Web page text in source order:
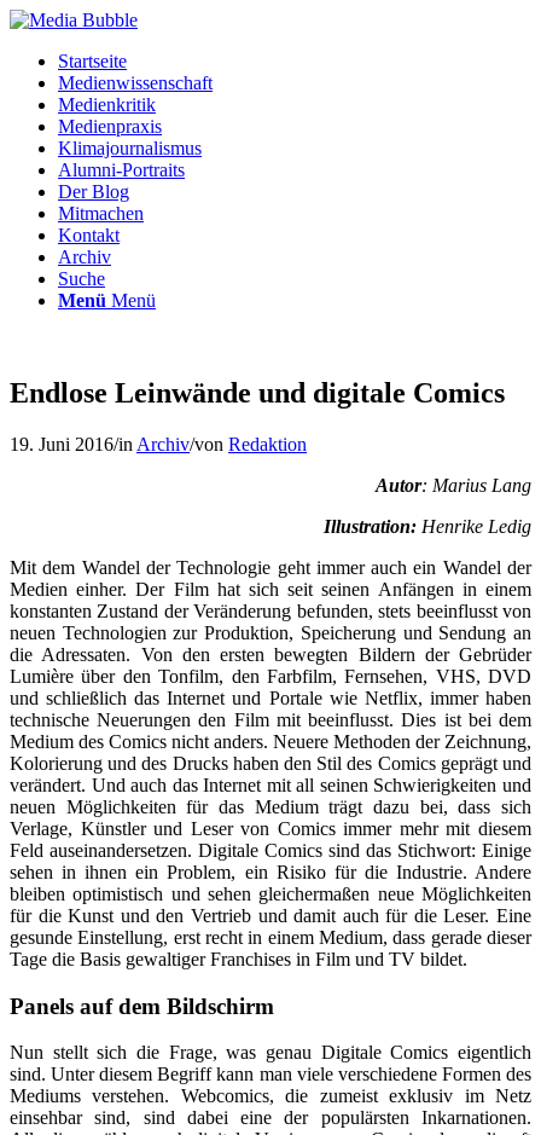
Startseite
Medienwissenschaft
Medienkritik
Medienpraxis
Klimajournalismus
Alumni-Portraits
Der Blog
Mitmachen
Kontakt
Archiv
Suche
Menü Menü
Endlose Leinwände und digitale Comics
19. Juni 2016/in Archiv/von Redaktion
Autor: Marius Lang
Illustration: Henrike Ledig
Mit dem Wandel der Technologie geht immer auch ein Wandel der
Medien einher. Der Film hat sich seit seinen Anfängen in einem
konstanten Zustand der Veränderung befunden, stets beeinflusst von
neuen Technologien zur Produktion, Speicherung und Sendung an
die Adressaten. Von den ersten bewegten Bildern der Gebrüder
Lumière über den Tonfilm, den Farbfilm, Fernsehen, VHS, DVD
und schließlich das Internet und Portale wie Netflix, immer haben
technische Neuerungen den Film mit beeinflusst. Dies ist bei dem
Medium des Comics nicht anders. Neuere Methoden der Zeichnung,
Kolorierung und des Drucks haben den Stil des Comics geprägt und
verändert. Und auch das Internet mit all seinen Schwierigkeiten und
neuen Möglichkeiten für das Medium trägt dazu bei, dass sich
Verlage, Künstler und Leser von Comics immer mehr mit diesem
Feld auseinandersetzen. Digitale Comics sind das Stichwort: Einige
sehen in ihnen ein Problem, ein Risiko für die Industrie. Andere
bleiben optimistisch und sehen gleichermaßen neue Möglichkeiten
für die Kunst und den Vertrieb und damit auch für die Leser. Eine
gesunde Einstellung, erst recht in einem Medium, dass gerade dieser
Tage die Basis gewaltiger Franchises in Film und TV bildet.
Panels auf dem Bildschirm
Nun stellt sich die Frage, was genau Digitale Comics eigentlich
sind. Unter diesem Begriff kann man viele verschiedene Formen des
Mediums verstehen. Webcomics, die zumeist exklusiv im Netz
einsehbar sind, sind dabei eine der populärsten Inkarnationen.